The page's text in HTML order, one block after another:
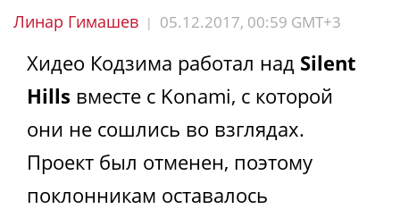
Линар Гимашев | 05.12.2017, 00:59 GMT+3
Хидео Кодзима работал над Silent
Hills вместе с Konami, с которой
они не сошлись во взглядах.
Проект был отменен, поэтому
поклонникам оставалось